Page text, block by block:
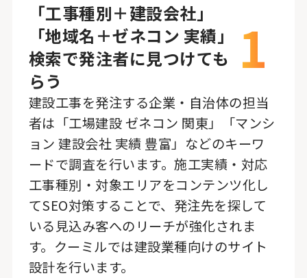
「工事種別＋建設会社」
「地域名＋ゼネコン 実績」
検索で発注者に見つけても
らう
1
建設工事を発注する企業・自治体の担当
者は「工場建設 ゼネコン 関東」「マンシ
ョン 建設会社 実績 豊富」などのキーワ
ードで調査を行います。施工実績・対応
工事種別・対象エリアをコンテンツ化し
てSEO対策することで、発注先を探して
いる見込み客へのリーチが強化されま
す。クーミルでは建設業種向けのサイト
設計を行います。